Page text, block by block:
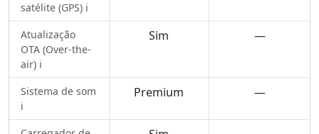
satélite (GPS) ℹ️
Atualização
OTA (Over-the-
air) ℹ️
Sim —
Sistema de som
ℹ️
Premium —